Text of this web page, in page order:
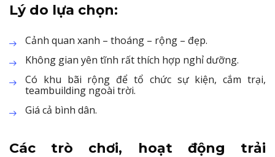
Lý do lựa chọn:
Cảnh quan xanh – thoáng – rộng – đẹp.
Không gian yên tĩnh rất thích hợp nghỉ dưỡng.
Có khu bãi rộng để tổ chức sự kiện, cắm trại,
teambuilding ngoài trời.
Giá cả bình dân.
Các trò chơi, hoạt động trải